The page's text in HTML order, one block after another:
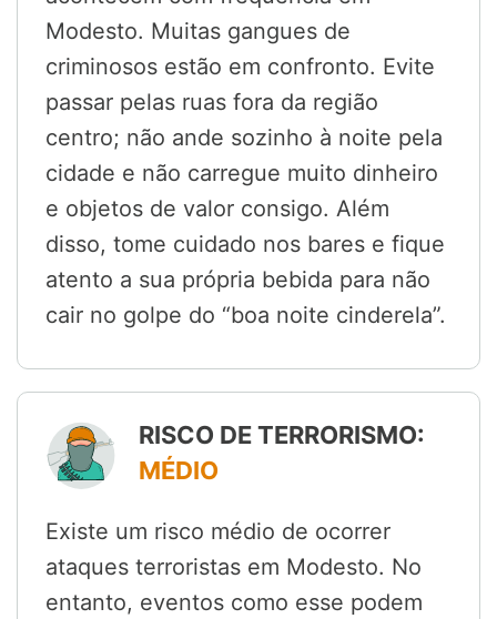
Modesto. Muitas gangues de
criminosos estão em confronto. Evite
passar pelas ruas fora da região
centro; não ande sozinho à noite pela
cidade e não carregue muito dinheiro
e objetos de valor consigo. Além
disso, tome cuidado nos bares e fique
atento a sua própria bebida para não
cair no golpe do “boa noite cinderela”.
RISCO DE TERRORISMO:
MÉDIO
Existe um risco médio de ocorrer
ataques terroristas em Modesto. No
entanto, eventos como esse podem